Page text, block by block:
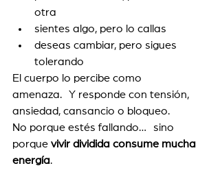
otra
sientes algo, pero lo callas
deseas cambiar, pero sigues
tolerando
El cuerpo lo percibe como
amenaza. Y responde con tensión,
ansiedad, cansancio o bloqueo.
No porque estés fallando… sino
porque vivir dividida consume mucha
energía.